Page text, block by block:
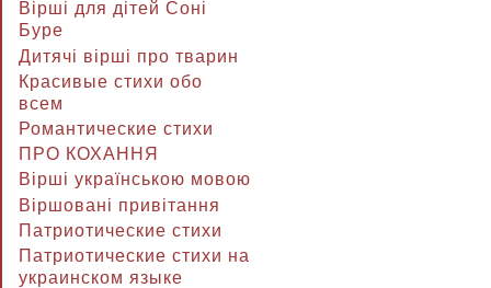
Вірші для дітей Соні
Буре
Дитячі вірші про тварин
Красивые стихи обо
всем
Романтические стихи
ПРО КОХАННЯ
Вірші українською мовою
Віршовані привітання
Патриотические стихи
Патриотические стихи на
украинском языке